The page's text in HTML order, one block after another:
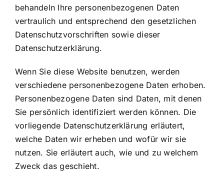
behandeln Ihre personenbezogenen Daten
vertraulich und entsprechend den gesetzlichen
Datenschutzvorschriften sowie dieser
Datenschutzerklärung.
Wenn Sie diese Website benutzen, werden
verschiedene personenbezogene Daten erhoben.
Personenbezogene Daten sind Daten, mit denen
Sie persönlich identifiziert werden können. Die
vorliegende Datenschutzerklärung erläutert,
welche Daten wir erheben und wofür wir sie
nutzen. Sie erläutert auch, wie und zu welchem
Zweck das geschieht.